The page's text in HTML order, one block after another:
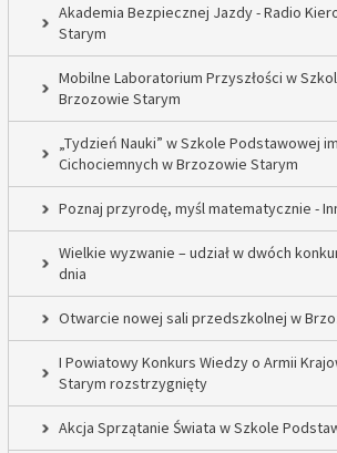
Akademia Bezpiecznej Jazdy - Radio
Starym
Mobilne Laboratorium Przyszłości w
Brzozowie Starym
„Tydzień Nauki” w Szkole Podstawowej
Cichociemnych w Brzozowie Starym
Poznaj przyrodę, myśl matematycznie -
Wielkie wyzwanie – udział w dwóch
dnia
Otwarcie nowej sali przedszkolnej w
I Powiatowy Konkurs Wiedzy o Armii
Starym rozstrzygnięty
Akcja Sprzątanie Świata w Szkole